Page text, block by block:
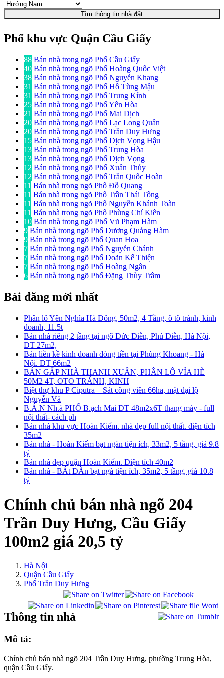
Tìm thông tin nhà đất
Phố khu vực Quận Cầu Giấy
88 Bán nhà trong ngõ Phố Cầu Giấy
40 Bán nhà trong ngõ Phố Hoàng Quốc Việt
38 Bán nhà trong ngõ Phố Nguyễn Khang
31 Bán nhà trong ngõ Phố Hồ Tùng Mậu
31 Bán nhà trong ngõ Phố Trung Kính
25 Bán nhà trong ngõ Phố Yên Hòa
21 Bán nhà trong ngõ Phố Mai Dịch
20 Bán nhà trong ngõ Phố Lạc Long Quân
20 Bán nhà trong ngõ Phố Trần Duy Hưng
15 Bán nhà trong ngõ Phố Dịch Vọng Hậu
13 Bán nhà trong ngõ Phố Trung Hòa
13 Bán nhà trong ngõ Phố Dịch Vọng
12 Bán nhà trong ngõ Phố Xuân Thủy
12 Bán nhà trong ngõ Phố Trần Quốc Hoàn
11 Bán nhà trong ngõ Phố Đỗ Quang
11 Bán nhà trong ngõ Phố Trần Thái Tông
11 Bán nhà trong ngõ Phố Nguyễn Khánh Toàn
11 Bán nhà trong ngõ Phố Phùng Chí Kiên
10 Bán nhà trong ngõ Phố Vũ Phạm Hàm
9 Bán nhà trong ngõ Phố Dương Quảng Hàm
9 Bán nhà trong ngõ Phố Quan Hoa
7 Bán nhà trong ngõ Phố Nguyễn Chánh
7 Bán nhà trong ngõ Phố Doãn Kế Thiện
7 Bán nhà trong ngõ Phố Hoàng Ngân
6 Bán nhà trong ngõ Phố Đặng Thùy Trâm
Bài đăng mới nhất
Phân lô Yên Nghĩa Hà Đông, 50m2, 4 Tầng, ô tô tránh, kinh
doanh, 11.5t
Bán nhà riêng 2 tầng tại ngõ Đức Diễn, Phú Diễn, Hà Nội,
DT 27m2,
Bán liền kề kinh doanh dòng tiền tại Phùng Khoang - Hà
Nội. DT 66m2
BÁN GẤP NHÀ THANH XUÂN, PHÂN LÔ VỈA HÈ
50M2 4T, OTO TRÁNH, KINH
Biệt thự khu P Ciputra – Sát công viên 66ha, mặt đại lộ
Nguyễn Vă
B.Á.N Nh.à PHỐ B.ạch Mai DT 48m2x6T thang máy - full
nội thất- cách ph
Bán nhà khu vực Hoàn Kiếm. nhà đẹp full nội thất. diện tích
35m2
Bán nhà - Hoàn Kiếm bạt ngàn tiện ích, 33m2, 5 tầng, giá 9.8
tỷ
Bán nhà đẹp quận Hoàn Kiếm. Diện tích 40m2
Bán nhà - BÁt ĐÀn bạt ngà tiện ích, 35m2, 5 tầng, giá 10.8
tỷ
Chính chủ bán nhà ngõ 204
Trần Duy Hưng, Cầu Giấy
100m2 giá 20,5 tỷ
Hà Nội
Quận Cầu Giấy
Phố Trần Duy Hưng
Thông tin nhà
Mô tả:
Chính chủ bán nhà ngõ 204 Trần Duy Hưng, phường Trung Hòa,
quận Cầu Giấy.